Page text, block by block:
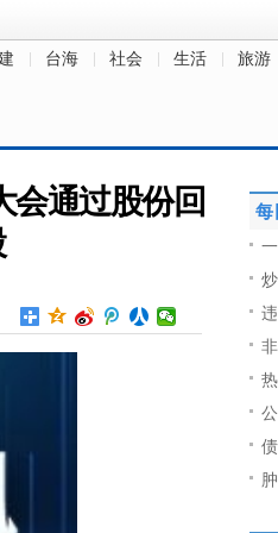
台海 社会 生活 旅游
会通过股份回
每